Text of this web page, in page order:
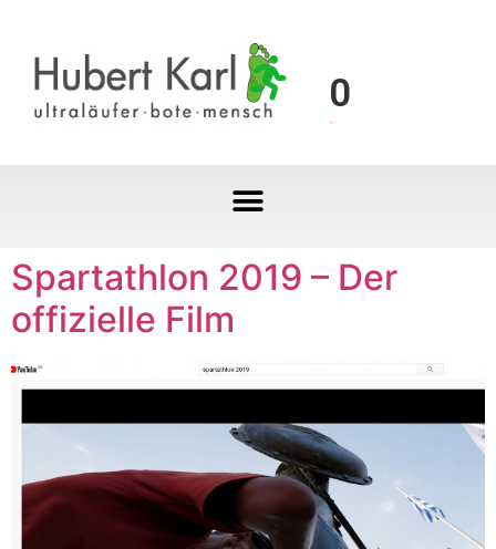
0
Spartathlon 2019 – Der
offizielle Film